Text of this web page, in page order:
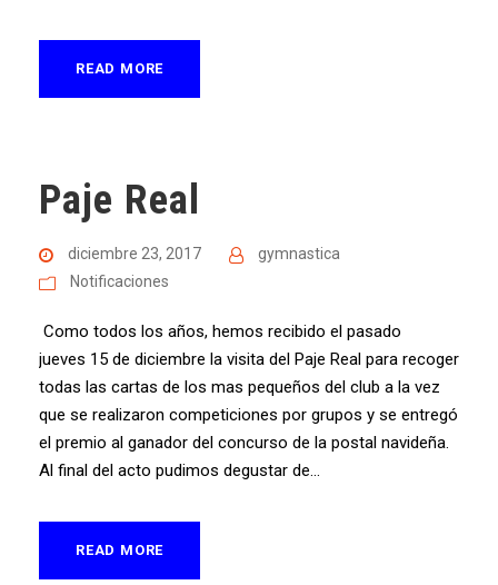
READ MORE
Paje Real
diciembre 23, 2017
gymnastica
Notificaciones
Como todos los años, hemos recibido el pasado
jueves 15 de diciembre la visita del Paje Real para recoger
todas las cartas de los mas pequeños del club a la vez
que se realizaron competiciones por grupos y se entregó
el premio al ganador del concurso de la postal navideña.
Al final del acto pudimos degustar de...
READ MORE